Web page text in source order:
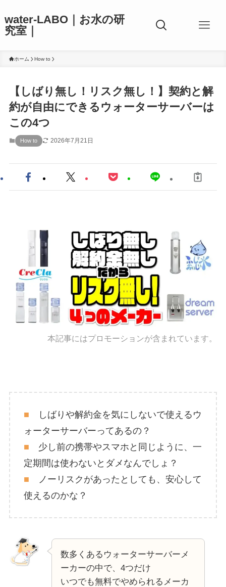
water-LABO｜お水の研
究室｜
ホーム How to
【しばり無し！リスク無し！】契約と解
約が自由にできるウォーターサーバーは
この4つ
How to 2026年7月21日
本記事にはプロモーションが含まれています。
■ しばりや解約金を気にしないで使えるウ
ォーターサーバーってあるの？
■ 少し前の携帯やスマホと同じように、一
定期間は使わないとダメなんでしょ？
■ ノーリスクがあったとしても、安心して
使えるのかな？
数多くあるウォーターサーバーメ
ーカーの中で、4つだけ
いつでも無料でやめられるメーカ